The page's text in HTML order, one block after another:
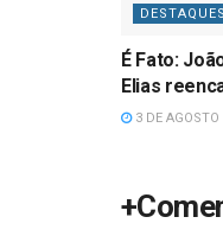
DESTAQUES
É Fato:
Elias
3 DE AGOSTO